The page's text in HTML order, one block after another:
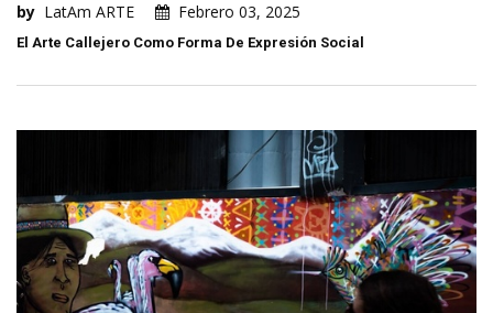
by LatAm ARTE Febrero 03, 2025
El Arte Callejero Como Forma De Expresión Social